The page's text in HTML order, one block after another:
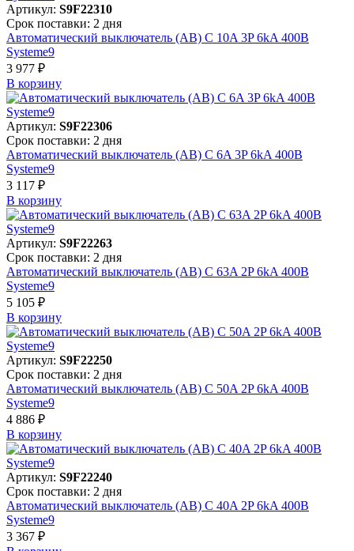
Артикул: S9F22310
Срок поставки: 2 дня
Автоматический выключатель (АВ) C 10A 3P 6kA 400В
Systeme9
3 977 ₽
В корзинy
Артикул: S9F22306
Срок поставки: 2 дня
Автоматический выключатель (АВ) C 6A 3P 6kA 400В
Systeme9
3 117 ₽
В корзинy
Артикул: S9F22263
Срок поставки: 2 дня
Автоматический выключатель (АВ) C 63A 2P 6kA 400В
Systeme9
5 105 ₽
В корзинy
Артикул: S9F22250
Срок поставки: 2 дня
Автоматический выключатель (АВ) C 50A 2P 6kA 400В
Systeme9
4 886 ₽
В корзинy
Артикул: S9F22240
Срок поставки: 2 дня
Автоматический выключатель (АВ) C 40A 2P 6kA 400В
Systeme9
3 367 ₽